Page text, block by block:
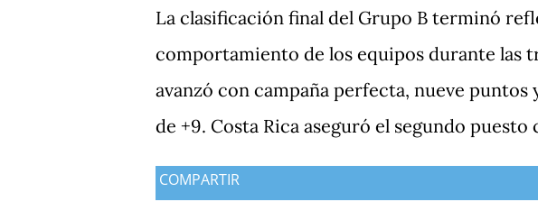
La clasificación final del Grupo B terminó
comportamiento de los equipos durante las
avanzó con campaña perfecta, nueve puntos
de +9. Costa Rica aseguró el segundo puesto
Guatemala finalizó tercera con tres puntos y
Antigua y Barbuda cerró sin sumar. ¿Por
COMPARTIR